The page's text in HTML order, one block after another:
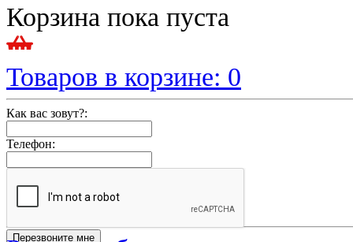
Корзина пока пуста
Товаров в корзине: 0
Как вас зовут?:
Телефон: